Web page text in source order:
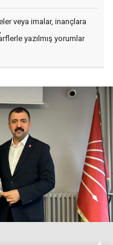
veya imalar, inançlara
yazılmış yorumlar